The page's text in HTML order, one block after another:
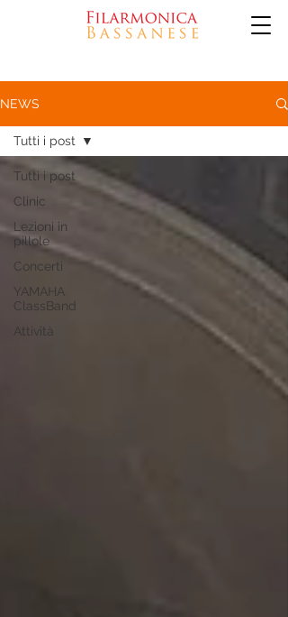
NEWS
Tutti i post
Clinic
Lezioni in
pillole
Concerti
YAMAHA
ClassBand
Attività
Tutti i post